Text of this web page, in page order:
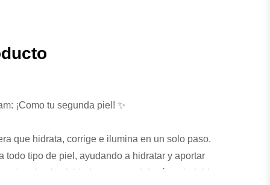
¡Como tu segunda piel! ✨
que hidrata, corrige e ilumina en un solo paso.
todo tipo de piel, ayudando a hidratar y aportar
la elasticidad para una piel más saludable.